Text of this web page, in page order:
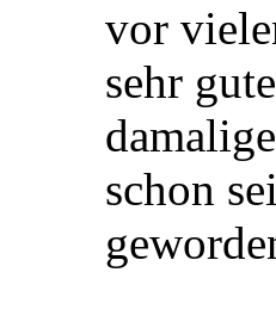
vor
sehr
schon